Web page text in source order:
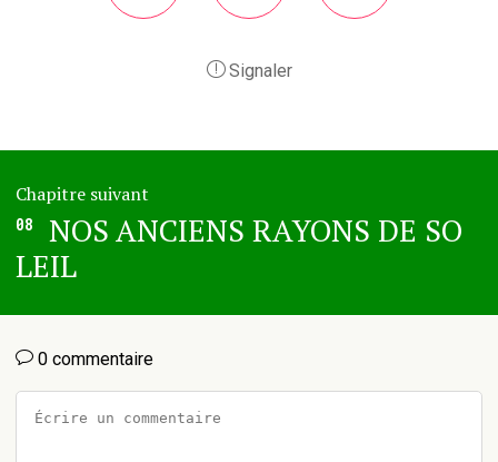
Signaler
Chapitre suivant
08
NOS ANCIENS RAYONS DE SO
LEIL
0 commentaire